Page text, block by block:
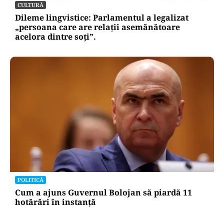
CULTURĂ
Dileme lingvistice: Parlamentul a legalizat
„persoana care are relații asemănătoare
acelora dintre soți”.
POLITICĂ
Cum a ajuns Guvernul Bolojan să piardă 11
hotărâri în instanță